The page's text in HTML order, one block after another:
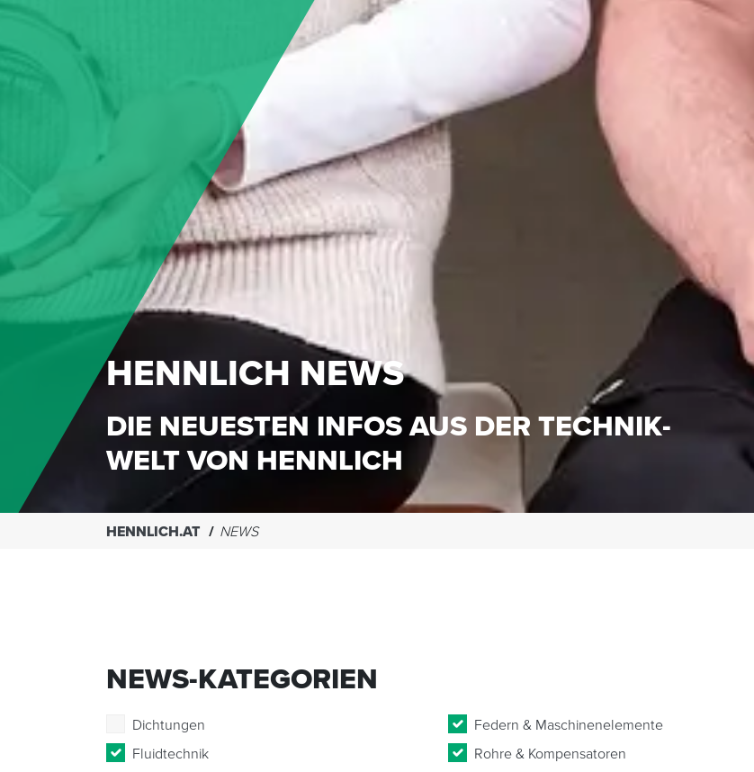
HENNLICH NEWS
DIE NEUESTEN INFOS AUS DER TECHNIK-
WELT VON HENNLICH
HENNLICH.AT NEWS
NEWS-KATEGORIEN
Dichtungen Federn & Maschinenelemente
Fluidtechnik
Rohre & Kompensatoren